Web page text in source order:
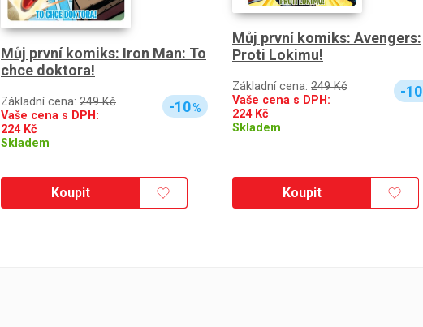
Můj první komiks: Iron Man: To
chce doktora!
Základní cena: 249 Kč
Vaše cena s DPH:
224Kč
Skladem
-10%
Koupit
Můj první komiks: Avengers:
Proti Lokimu!
Základní cena: 249 Kč
Vaše cena s DPH:
224Kč
Skladem
-10
Koupit